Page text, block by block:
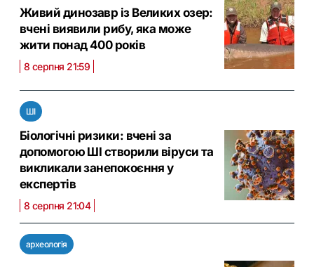
Живий динозавр із Великих озер:
вчені виявили рибу, яка може
жити понад 400 років
8 серпня 21:59
ШІ
Біологічні ризики: вчені за
допомогою ШІ створили віруси та
викликали занепокоєння у
експертів
8 серпня 21:04
археологія